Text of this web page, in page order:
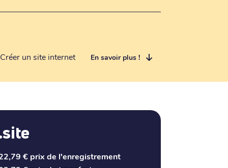
Créer un site internet En savoir plus !
€ prix de l'enregistrement